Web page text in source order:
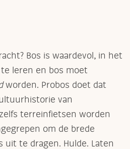
Bos is waardevol, in het
leren en bos moet
worden. Probos doet dat
van
terreinfietsen worden
om de brede
uit te dragen. Hulde. Laten